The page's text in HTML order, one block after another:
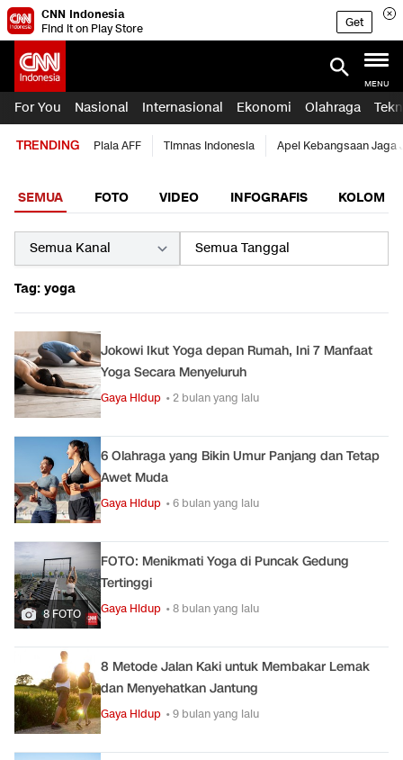
CNN Indonesia
Find it on Play Store
Get
MENU
For You Nasional Internasional Ekonomi Olahraga
TRENDING Piala AFF Timnas Indonesia Apel Kebangsaan Jaga
SEMUA FOTO VIDEO INFOGRAFIS KOLOM
Tag: yoga
Jokowi Ikut Yoga depan Rumah, Ini 7 Manfaat
Yoga Secara Menyeluruh
Gaya Hidup • 2 bulan yang lalu
6 Olahraga yang Bikin Umur Panjang dan Tetap
Awet Muda
Gaya Hidup • 6 bulan yang lalu
8 FOTO
FOTO: Menikmati Yoga di Puncak Gedung
Tertinggi
Gaya Hidup • 8 bulan yang lalu
8 Metode Jalan Kaki untuk Membakar Lemak
dan Menyehatkan Jantung
Gaya Hidup • 9 bulan yang lalu